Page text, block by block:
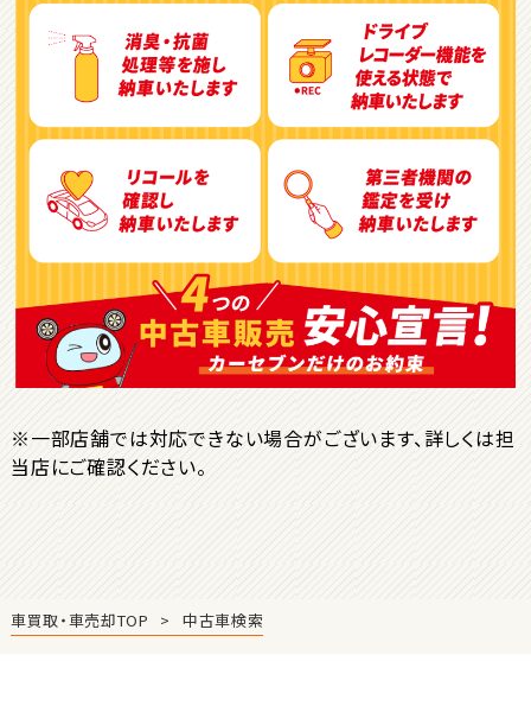
アルファード
位
トヨタ
ヴォクシー
ＳＵＶ・クロカン
1位
トヨタ
ヤリスクロス
※一部店舗では対応できない場合がございます、詳しくは担
当店にご確認ください。
車買取・車売却TOP 中古車検索